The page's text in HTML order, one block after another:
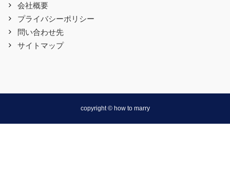
会社概要
プライバシーポリシー
問い合わせ先
サイトマップ
copyright © how to marry